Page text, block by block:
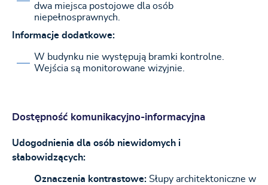
dwa miejsca postojowe dla osób
niepełnosprawnych.
Informacje dodatkowe:
W budynku nie występują bramki kontrolne.
Wejścia są monitorowane wizyjnie.
Dostępność komunikacyjno-informacyjna
Udogodnienia dla osób niewidomych i
słabowidzących:
Oznaczenia kontrastowe: Słupy architektoniczne w